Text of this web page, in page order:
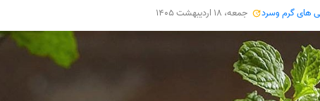
های گرم وسرد جمعه، 18 اردیبهشت 1405